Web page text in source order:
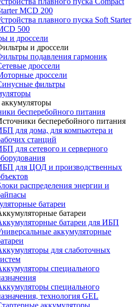
MCD 200
плавного пуска Soft Starter
500
и дроссели
и дроссели
подавления гармоник
дроссели
дроссели
фильтры
бесперебойного питания
бесперебойного питания
для дома, для компьютера и
станций
для сетевого и серверного
для ЦОД и производственных
распределения энергии и
батареи
батареи
батареи для ИБП
аккумуляторные
для слаботочных
специального
специального
технология GEL
аккумуляторы